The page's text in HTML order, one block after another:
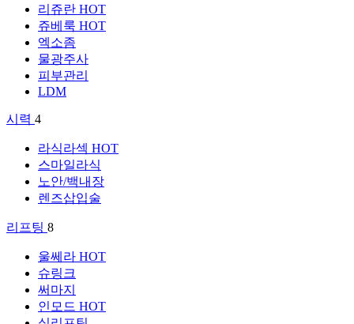
리쥬란 HOT
쥬베룩 HOT
엑소좀
물광주사
피부관리
LDM
시력 4
라식라섹 HOT
스마일라식
노안/백내장
렌즈삽입술
리프팅 8
울쎄라 HOT
슈링크
써마지
인모드 HOT